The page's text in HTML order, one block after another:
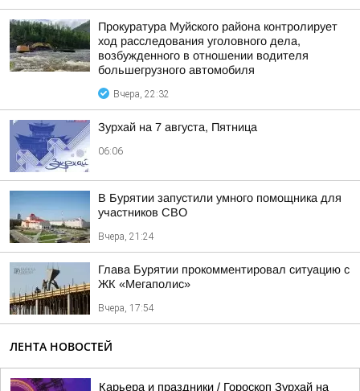
Прокуратура Муйского района контролирует
ход расследования уголовного дела,
возбужденного в отношении водителя
большегрузного автомобиля
Вчера, 22:32
Зурхай на 7 августа, Пятница
06:06
В Бурятии запустили умного помощника для
участников СВО
Вчера, 21:24
Глава Бурятии прокомментировал ситуацию с
ЖК «Мегаполис»
Вчера, 17:54
ЛЕНТА НОВОСТЕЙ
Карьера и праздники / Гороскоп Зурхай на